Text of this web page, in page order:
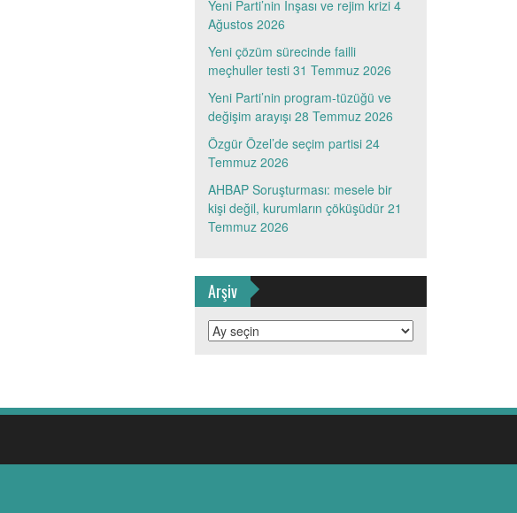
Yeni Parti’nin İnşası ve rejim krizi 4
Ağustos 2026
Yeni çözüm sürecinde failli
meçhuller testi 31 Temmuz 2026
Yeni Parti’nin program-tüzüğü ve
değişim arayışı 28 Temmuz 2026
Özgür Özel’de seçim partisi 24
Temmuz 2026
AHBAP Soruşturması: mesele bir
kişi değil, kurumların çöküşüdür 21
Temmuz 2026
Arşiv
Arşiv